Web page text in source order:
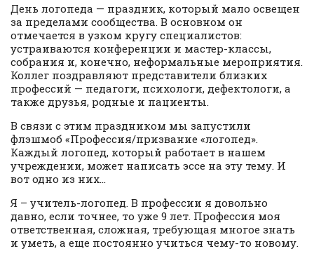
День логопеда — праздник, который мало освещен
за пределами сообщества. В основном он
отмечается в узком кругу специалистов:
устраиваются конференции и мастер-классы,
собрания и, конечно, неформальные мероприятия.
Коллег поздравляют представители близких
профессий — педагоги, психологи, дефектологи, а
также друзья, родные и пациенты.
В связи с этим праздником мы запустили
флэшмоб «Профессия/призвание «логопед».
Каждый логопед, который работает в нашем
учреждении, может написать эссе на эту тему. И
вот одно из них…
Я – учитель-логопед. В профессии я довольно
давно, если точнее, то уже 9 лет. Профессия моя
ответственная, сложная, требующая многое знать
и уметь, а еще постоянно учиться чему-то новому.